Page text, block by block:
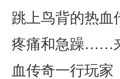
跳上鸟背的热血
疼痛和急躁……
血传奇一行玩